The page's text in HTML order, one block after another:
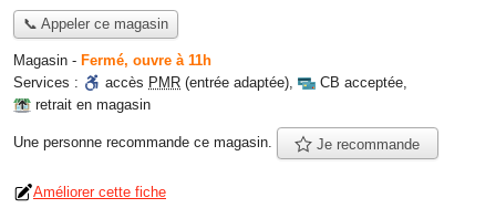
📞 Appeler ce magasin
Magasin - Fermé, ouvre à 11h
Services :
accès PMR (entrée adaptée), CB acceptée,
retrait en magasin
Une personne recommande ce magasin. Je recommande
Améliorer cette fiche